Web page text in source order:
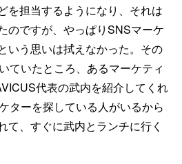
を担当するようになり、それは
のですが、やっぱりSNSマーケ
いう思いは拭えなかった。その
ていたところ、あるマーケティ
代表の武内を紹介してくれ
ターを探している人がいるから
て、すぐに武内とランチに行く